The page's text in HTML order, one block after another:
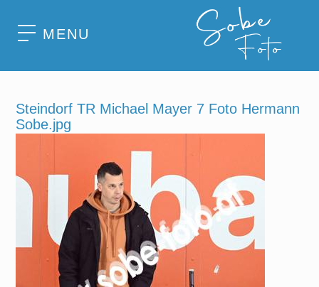
MENU
Steindorf TR Michael Mayer 7 Foto Hermann
Sobe.jpg